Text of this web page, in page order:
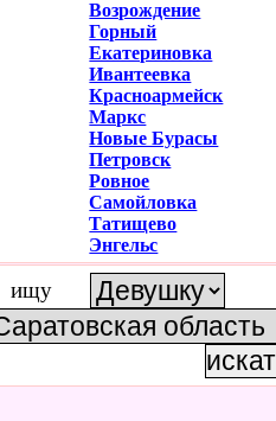
Возрождение
Горный
Екатериновка
Ивантеевка
Красноармейск
Маркс
Новые Бурасы
Петровск
Ровное
Самойловка
Татищево
Энгельс
ищу